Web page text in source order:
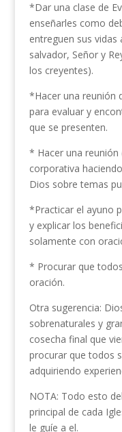
*Dar una clase de
enseñarles como
entreguen sus vidas
salvador, Señor y
los creyentes).
*Hacer una reunión
para evaluar y
que se presenten.
* Hacer una
corporativa
Dios sobre temas
*Practicar el ayuno
y explicar los
solamente con
* Procurar que
oración.
Otra sugerencia:
sobrenaturales y
cosecha final que
procurar que todos
adquiriendo
NOTA: Todo esto
principal de cada
le guíe a el.